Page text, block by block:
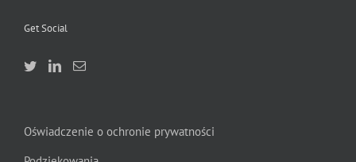
Get Social
Oświadczenie o ochronie prywatności